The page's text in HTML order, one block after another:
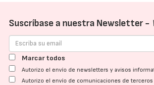
Suscríbase a nuestra Newsletter -
Marcar todos
Autorizo el envío de newsletters y avisos
Autorizo el envío de comunicaciones de